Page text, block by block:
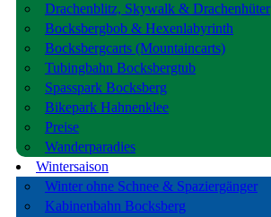
Drachenblitz, Skywalk & Drachenhüter
Bocksbergbob & Hexenlabyrinth
Bocksbergcarts (Mountaincarts)
Tubingbahn Bocksbergtub
Spasspark Bocksberg
Bikepark Hahnenklee
Preise
Wanderparadies
Wintersaison
Winter ohne Schnee & Spaziergänger
Kabinenbahn Bocksberg